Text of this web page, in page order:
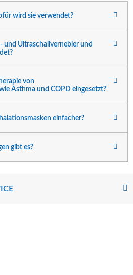
wird sie verwendet?
Ultraschallvernebler und
von
Asthma und COPD eingesetzt?
einfacher?
gibt es?